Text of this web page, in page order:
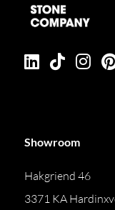
Showroom
Hakgriend 46
3371 KA